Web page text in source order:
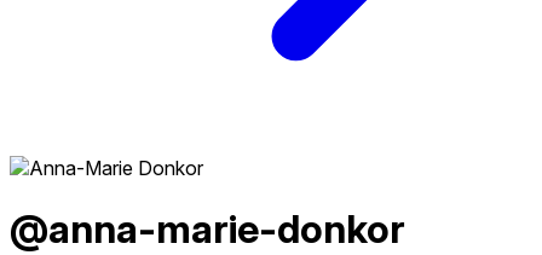
@anna-marie-donkor